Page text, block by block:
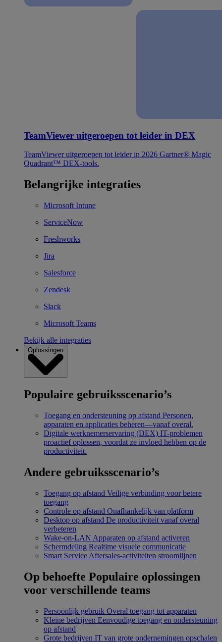
TeamViewer uitgeroepen tot leider in DEX
TeamViewer uitgeroepen tot leider in 2026 Gartner® Magic
Quadrant™ DEX-tools.
Belangrijke integraties
Microsoft Intune
ServiceNow
Freshworks
Jira
Salesforce
Zendesk
Slack
Microsoft Teams
Bekijk alle integraties
Oplossingen
Populaire gebruiksscenario’s
Toegang en ondersteuning op afstand Personen,
apparaten en applicaties beheren—vanaf overal.
Digitale werknemerservaring (DEX) IT-problemen
proactief oplossen, voordat ze invloed hebben op de
productiviteit.
Andere gebruiksscenario’s
Toegang op afstand Veilige verbinding voor betere
toegang
Controle op afstand Onafhankelijk van platform
Desktop op afstand De productiviteit vanaf overal
verbeteren
Wake-on-LAN Apparaten op afstand activeren
Schermdeling Realtime visuele communicatie
Smart Service Aftersales-activiteiten stroomlijnen
Op behoefte Populaire oplossingen
voor verschillende teams
Persoonlijk gebruik Overal toegang tot apparaten
Kleine bedrijven Eenvoudige toegang en ondersteuning
op afstand
Grote bedrijven IT van grote ondernemingen opschalen